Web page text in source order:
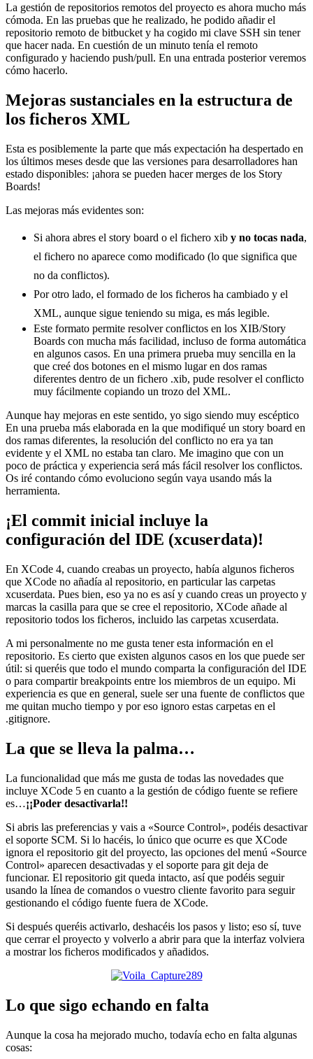
La gestión de repositorios remotos del proyecto es ahora mucho más
cómoda. En las pruebas que he realizado, he podido añadir el
repositorio remoto de bitbucket y ha cogido mi clave SSH sin tener
que hacer nada. En cuestión de un minuto tenía el remoto
configurado y haciendo push/pull. En una entrada posterior veremos
cómo hacerlo.
Mejoras sustanciales en la estructura de
los ficheros XML
Esta es posiblemente la parte que más expectación ha despertado en
los últimos meses desde que las versiones para desarrolladores han
estado disponibles: ¡ahora se pueden hacer merges de los Story
Boards!
Las mejoras más evidentes son:
Si ahora abres el story board o el fichero xib y no tocas nada,
el fichero no aparece como modificado (lo que significa que
no da conflictos).
Por otro lado, el formado de los ficheros ha cambiado y el
XML, aunque sigue teniendo su miga, es más legible.
Este formato permite resolver conflictos en los XIB/Story
Boards con mucha más facilidad, incluso de forma automática
en algunos casos. En una primera prueba muy sencilla en la
que creé dos botones en el mismo lugar en dos ramas
diferentes dentro de un fichero .xib, pude resolver el conflicto
muy fácilmente copiando un trozo del XML.
Aunque hay mejoras en este sentido, yo sigo siendo muy escéptico
En una prueba más elaborada en la que modifiqué un story board en
dos ramas diferentes, la resolución del conflicto no era ya tan
evidente y el XML no estaba tan claro. Me imagino que con un
poco de práctica y experiencia será más fácil resolver los conflictos.
Os iré contando cómo evoluciono según vaya usando más la
herramienta.
¡El commit inicial incluye la
configuración del IDE (xcuserdata)!
En XCode 4, cuando creabas un proyecto, había algunos ficheros
que XCode no añadía al repositorio, en particular las carpetas
xcuserdata. Pues bien, eso ya no es así y cuando creas un proyecto y
marcas la casilla para que se cree el repositorio, XCode añade al
repositorio todos los ficheros, incluido las carpetas xcuserdata.
A mi personalmente no me gusta tener esta información en el
repositorio. Es cierto que existen algunos casos en los que puede ser
útil: si queréis que todo el mundo comparta la configuración del IDE
o para compartir breakpoints entre los miembros de un equipo. Mi
experiencia es que en general, suele ser una fuente de conflictos que
me quitan mucho tiempo y por eso ignoro estas carpetas en el
.gitignore.
La que se lleva la palma…
La funcionalidad que más me gusta de todas las novedades que
incluye XCode 5 en cuanto a la gestión de código fuente se refiere
es…¡¡Poder desactivarla!!
Si abris las preferencias y vais a «Source Control», podéis desactivar
el soporte SCM. Si lo hacéis, lo único que ocurre es que XCode
ignora el repositorio git del proyecto, las opciones del menú «Source
Control» aparecen desactivadas y el soporte para git deja de
funcionar. El repositorio git queda intacto, así que podéis seguir
usando la línea de comandos o vuestro cliente favorito para seguir
gestionando el código fuente fuera de XCode.
Si después queréis activarlo, deshacéis los pasos y listo; eso sí, tuve
que cerrar el proyecto y volverlo a abrir para que la interfaz volviera
a mostrar los ficheros modificados y añadidos.
Lo que sigo echando en falta
Aunque la cosa ha mejorado mucho, todavía echo en falta algunas
cosas: